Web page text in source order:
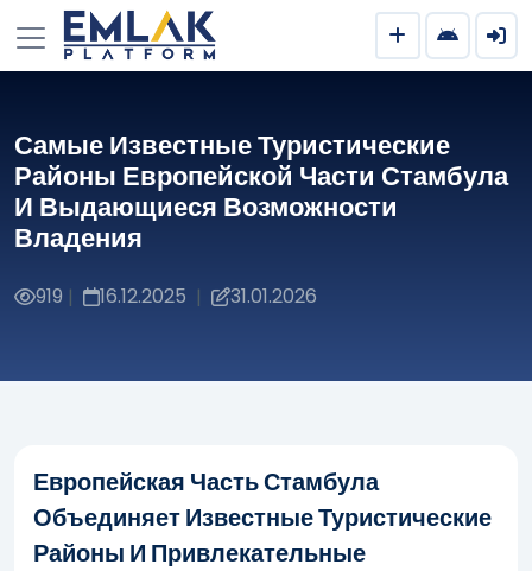
Самые Известные Туристические
Районы Европейской Части Стамбула
И Выдающиеся Возможности
Владения
919 | 16.12.2025 | 31.01.2026
Европейская Часть Стамбула
Объединяет Известные Туристические
Районы И Привлекательные